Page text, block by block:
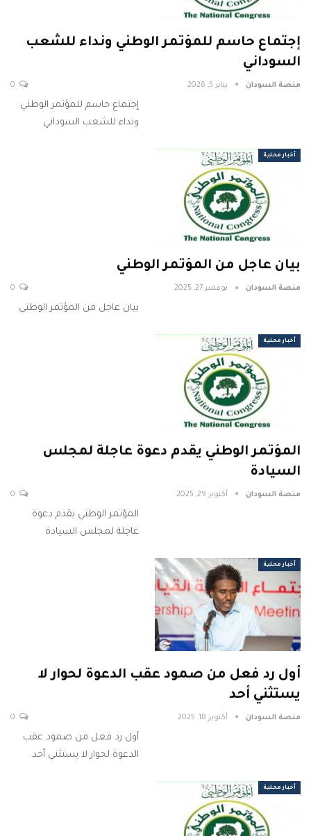
إجتماع حاسم للمؤتمر الوطني ونداء للشعب
السوداني
منصة السودان يناير 5, 2026
إجتماع حاسم للمؤتمر الوطني
ونداء للشعب السوداني
أخبار محلية
بيان عاجل من المؤتمر الوطني
منصة السودان نوفمبر 27, 2025
بيان عاجل من المؤتمر الوطني
أخبار محلية
المؤتمر الوطني يقدم دعوة عاجلة لمجلس
السيادة
منصة السودان أكتوبر 29, 2025
المؤتمر الوطني يقدم دعوة
عاجلة لمجلس السيادة
أخبار محلية
أول رد فعل من صمود عقب الدعوة لحوار لا
يستثني أحد
منصة السودان أكتوبر 18, 2025
أول رد فعل من صمود عقب
الدعوة لحوار لا يستثني أحد
أخبار محلية